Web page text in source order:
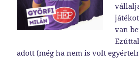
van
adott (még ha nem is volt